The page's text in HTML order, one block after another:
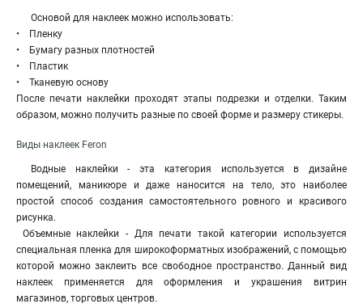
Основой для наклеек можно использовать:
• Пленку
• Бумагу разных плотностей
• Пластик
• Тканевую основу
После печати наклейки проходят этапы подрезки и отделки. Таким
образом, можно получить разные по своей форме и размеру стикеры.
Виды наклеек Feron
Водные наклейки - эта категория используется в дизайне
помещений, маникюре и даже наносится на тело, это наиболее
простой способ создания самостоятельного ровного и красивого
рисунка.
Объемные наклейки - Для печати такой категории используется
специальная пленка для широкоформатных изображений,с помощью
которой можно заклеить все свободное пространство. Данный вид
наклеек применяется для оформления и украшения витрин
магазинов, торговых центров.